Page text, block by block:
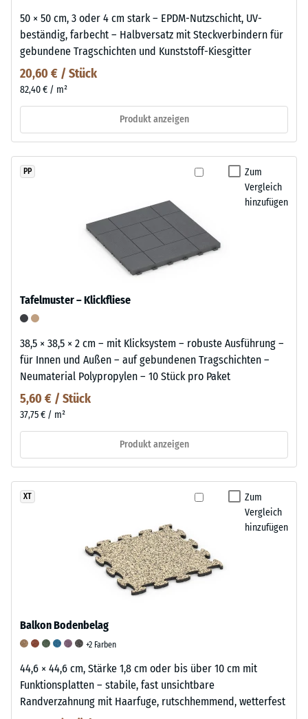
50 × 50 cm, 3 oder 4 cm stark – EPDM-Nutzschicht, UV-
beständig, farbecht – Halbversatz mit Steckverbindern für
gebundene Tragschichten und Kunststoff-Kiesgitter
20,60 € / Stück
82,40 € / m²
Produkt anzeigen
Zum
Vergleich
hinzufügen
PP
Tafelmuster – Klickfliese
38,5 × 38,5 × 2 cm – mit Klicksystem – robuste Ausführung –
für Innen und Außen – auf gebundenen Tragschichten –
Neumaterial Polypropylen – 10 Stück pro Paket
5,60 € / Stück
37,75 € / m²
Produkt anzeigen
Zum
Vergleich
hinzufügen
XT
Balkon Bodenbelag
+2 Farben
44,6 × 44,6 cm, Stärke 1,8 cm oder bis über 10 cm mit
Funktionsplatten – stabile, fast unsichtbare
Randverzahnung mit Haarfuge, rutschhemmend, wetterfest